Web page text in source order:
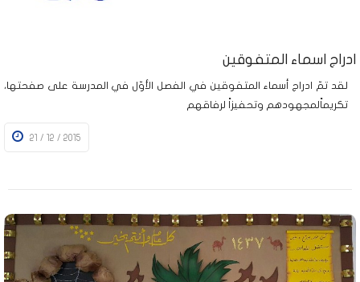
ادراج اسماء المتفوقين
لقد تمّ ادراج أسماء المتفوقين في الفصل الأوّل في المدرسة على صفحتها،
تكريماًلمجهودهم وتحفيزاً لرفاقهم
21 / 12 / 2015